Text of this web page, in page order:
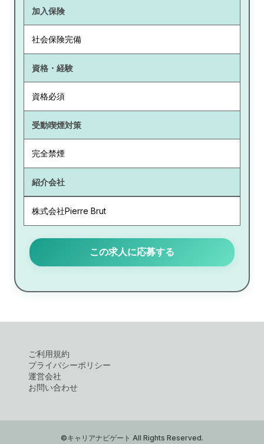
加入保険
社会保険完備
資格・経験
資格必須
受動喫煙対策
完全禁煙
紹介会社
株式会社Pierre Brut
この求人に応募する
ご利用規約
プライバシーポリシー
運営会社
お問い合わせ
©キャリアナビゲート All Rights Reserved.